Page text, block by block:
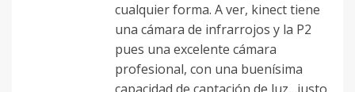
cualquier forma. A ver, kinect tiene
una cámara de infrarrojos y la P2
pues una excelente cámara
profesional, con una buenísima